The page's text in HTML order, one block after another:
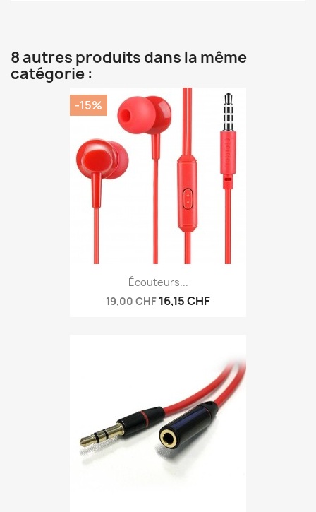
8 autres produits dans la même
catégorie :
Écouteurs...
19,00 CHF 16,15 CHF
-15%